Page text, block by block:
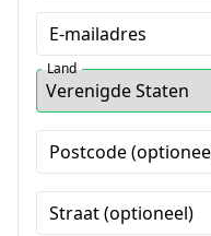
E-mailadres
Land
Postcode
Straat (optioneel)